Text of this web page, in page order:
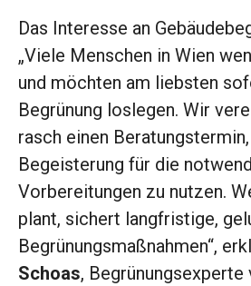
Das Interesse an
„Viele Menschen in Wien
und möchten am liebsten
Begrünung loslegen. Wir
rasch einen
Begeisterung für die
Vorbereitungen zu nutzen.
plant, sichert langfristige,
Begrünungsmaßnahmen“,
Schoas, Begrünungsexperte